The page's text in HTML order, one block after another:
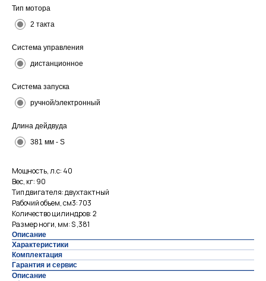
Тип мотора
2 такта
Система управления
дистанционное
Система запуска
ручной/электронный
Длина дейдвуда
381 мм - S
Мощность, л.с: 40
Вес, кг: 90
Тип двигателя: двухтактный
Рабочий объем, см3: 703
Количество цилиндров: 2
Размер ноги, мм: S ,381
Описание
Характеристики
Комплектация
Гарантия и сервис
Описание